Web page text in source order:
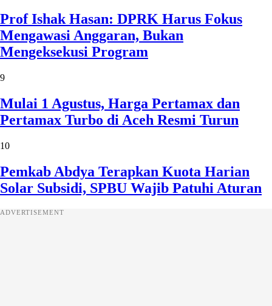
Prof Ishak Hasan: DPRK Harus Fokus
Mengawasi Anggaran, Bukan
Mengeksekusi Program
9
Mulai 1 Agustus, Harga Pertamax dan
Pertamax Turbo di Aceh Resmi Turun
10
Pemkab Abdya Terapkan Kuota Harian
Solar Subsidi, SPBU Wajib Patuhi Aturan
ADVERTISEMENT